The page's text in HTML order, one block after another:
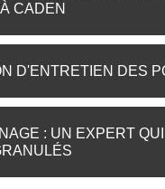
CADEN
D'ENTRETIEN DES
: UN EXPERT